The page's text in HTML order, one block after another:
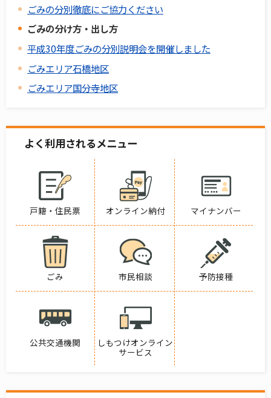
ごみの分別徹底にご協力ください
ごみの分け方・出し方
平成30年度ごみの分別説明会を開催しました
ごみエリア石橋地区
ごみエリア国分寺地区
よく利用されるメニュー
戸籍・住民票 オンライン納付 マイナンバー
ごみ 市民相談 予防接種
公共交通機関
しもつけオンライン
サービス